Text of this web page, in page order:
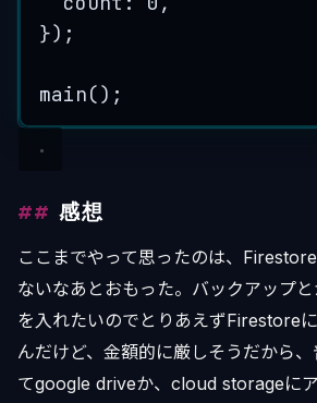
});
main();
感想
ここまでやって思ったのは、
ないなあとおもった。バックアップ
を入れたいのでとりあえずFirestore
んだけど、金額的に厳しそうだから
てgoogle driveか、cloud storageに